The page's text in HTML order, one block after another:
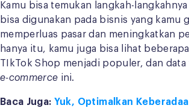
Kamu bisa temukan langkah-
bisa digunakan pada bisnis yang kamu
memperluas pasar dan meningkatkan
hanya itu, kamu juga bisa lihat
TIkTok Shop menjadi populer, dan
e-commerce ini.
Baca Juga: Yuk, Optimalkan